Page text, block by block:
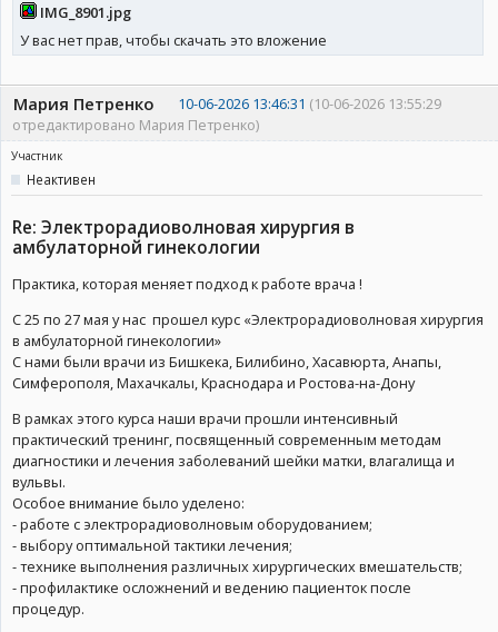
IMG_8901.jpg
У вас нет прав, чтобы скачать это вложение
Мария Петренко 10-06-2026 13:46:31 (10-06-2026 13:55:29
отредактировано Мария Петренко)
Участник
Неактивен
Re: Электрорадиоволновая хирургия в
амбулаторной гинекологии
Практика, которая меняет подход к работе врача !
С 25 по 27 мая у нас прошел курс «Электрорадиоволновая хирургия
в амбулаторной гинекологии»
С нами были врачи из Бишкека, Билибино, Хасавюрта, Анапы,
Симферополя, Махачкалы, Краснодара и Ростова-на-Дону
В рамках этого курса наши врачи прошли интенсивный
практический тренинг, посвященный современным методам
диагностики и лечения заболеваний шейки матки, влагалища и
вульвы.
Особое внимание было уделено:
- работе с электрорадиоволновым оборудованием;
- выбору оптимальной тактики лечения;
- технике выполнения различных хирургических вмешательств;
- профилактике осложнений и ведению пациенток после
процедур.